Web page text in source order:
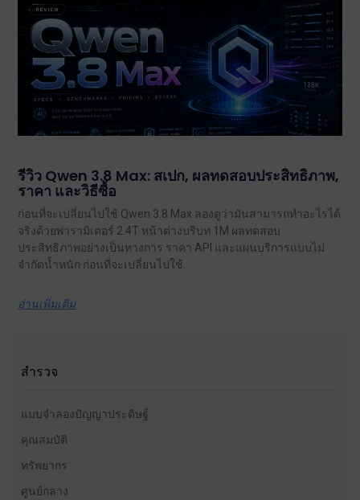
รีวิว Qwen 3.8 Max: สเปก, ผลทดสอบประสิทธิภาพ,
ราคา และวิธีซื้อ
ก่อนที่จะเปลี่ยนไปใช้ Qwen 3.8 Max ลองดูว่ามันสามารถทำอะไรได้
จริงด้วยพารามิเตอร์ 2.4T หน้าต่างบริบท 1M ผลทดสอบ
ประสิทธิภาพอย่างเป็นทางการ ราคา API และแผนบริการแบบไม่
จำกัดน้ำหนัก ก่อนที่จะเปลี่ยนไปใช้.
อ่านเพิ่มเติม
สำรวจ
แบบจำลองปัญญาประดิษฐ์
คุณสมบัติ
ทรัพยากร
ศูนย์กลาง